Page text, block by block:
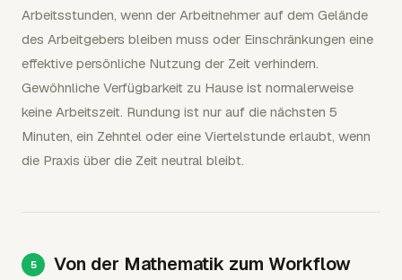
Arbeitsstunden, wenn der Arbeitnehmer auf dem Gelände
des Arbeitgebers bleiben muss oder Einschränkungen eine
effektive persönliche Nutzung der Zeit verhindern.
Gewöhnliche Verfügbarkeit zu Hause ist normalerweise
keine Arbeitszeit. Rundung ist nur auf die nächsten 5
Minuten, ein Zehntel oder eine Viertelstunde erlaubt, wenn
die Praxis über die Zeit neutral bleibt.
Von der Mathematik zum Workflow